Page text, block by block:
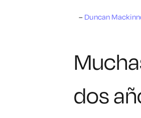
– Duncan
dos